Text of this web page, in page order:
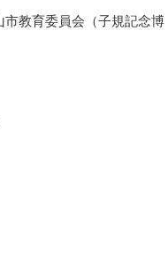
教育委員会（子規記念博